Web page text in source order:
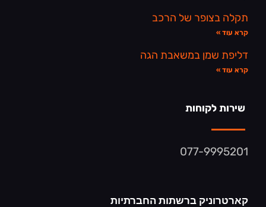
תקלה בצופר של הרכב
קרא עוד »
דליפת שמן במשאבת הגה
קרא עוד »
שירות לקוחות
077-9995201
קארטרוניק ברשתות החברתיות